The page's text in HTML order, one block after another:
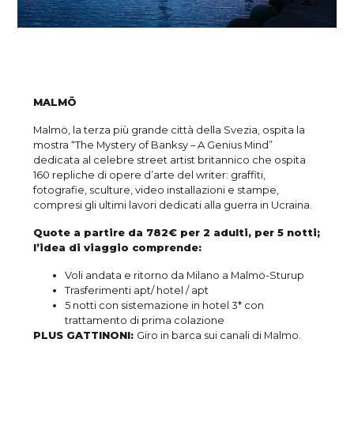
MALMÖ
Malmö, la terza più grande città della Svezia, ospita la
mostra “The Mystery of Banksy – A Genius Mind”
dedicata al celebre street artist britannico che ospita
160 repliche di opere d’arte del writer: graffiti,
fotografie, sculture, video installazioni e stampe,
compresi gli ultimi lavori dedicati alla guerra in Ucraina.
Quote a partire da 782€ per 2 adulti, per 5 notti;
l’idea di viaggio comprende:
Voli andata e ritorno da Milano a Malmö-Sturup
Trasferimenti apt/ hotel / apt
5 notti con sistemazione in hotel 3* con
trattamento di prima colazione
PLUS GATTINONI: Giro in barca sui canali di Malmo.